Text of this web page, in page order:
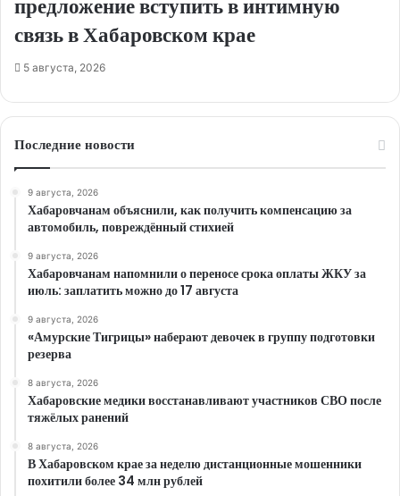
предложение вступить в интимную
связь в Хабаровском крае
5 августа, 2026
Последние новости
9 августа, 2026
Хабаровчанам объяснили, как получить компенсацию за
автомобиль, повреждённый стихией
9 августа, 2026
Хабаровчанам напомнили о переносе срока оплаты ЖКУ за
июль: заплатить можно до 17 августа
9 августа, 2026
«Амурские Тигрицы» наберают девочек в группу подготовки
резерва
8 августа, 2026
Хабаровские медики восстанавливают участников СВО после
тяжёлых ранений
8 августа, 2026
В Хабаровском крае за неделю дистанционные мошенники
похитили более 34 млн рублей